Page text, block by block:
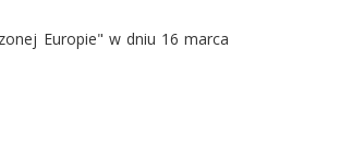
Europie" w dniu 16 marca